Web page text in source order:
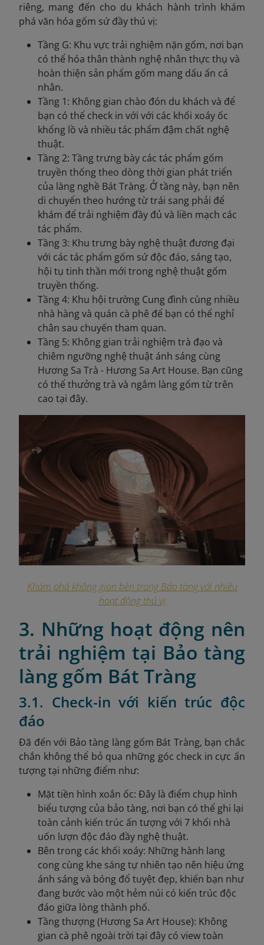
riêng, mang đến cho du khách hành trình khám
phá văn hóa gốm sứ đầy thú vị:
Tầng G: Khu vực trải nghiệm nặn gốm, nơi bạn
có thể hóa thân thành nghệ nhân thực thụ và
hoàn thiện sản phẩm gốm mang dấu ấn cá
nhân.
Tầng 1: Không gian chào đón du khách và để
bạn có thể check in với với các khối xoáy ốc
khổng lồ và nhiều tác phẩm đậm chất nghệ
thuật.
Tầng 2: Tầng trưng bày các tác phẩm gốm
truyền thống theo dòng thời gian phát triển
của làng nghề Bát Tràng. Ở tầng này, bạn nên
di chuyển theo hướng từ trái sang phải để
khám để trải nghiệm đầy đủ và liền mạch các
tác phẩm.
Tầng 3: Khu trưng bày nghệ thuật đương đại
với các tác phẩm gốm sứ độc đáo, sáng tạo,
hội tụ tinh thần mới trong nghệ thuật gốm
truyền thống.
Tầng 4: Khu hội trường Cung đình cùng nhiều
nhà hàng và quán cà phê để bạn có thể nghỉ
chân sau chuyến tham quan.
Tầng 5: Không gian trải nghiệm trà đạo và
chiêm ngưỡng nghệ thuật ánh sáng cùng
Hương Sa Trà - Hương Sa Art House. Bạn cũng
có thể thưởng trà và ngắm làng gốm từ trên
cao tại đây.
Khám phá không gian bên trong Bảo tàng với nhiều
hoạt động thú vị
3. Những hoạt động nên
trải nghiệm tại Bảo tàng
làng gốm Bát Tràng
3.1. Check-in với kiến trúc độc
đáo
Đã đến với Bảo tàng làng gốm Bát Tràng, bạn chắc
chắn không thể bỏ qua những góc check in cực ấn
tượng tại những điểm như:
Mặt tiền hình xoắn ốc: Đây là điểm chụp hình
biểu tượng của bảo tàng, nơi bạn có thể ghi lại
toàn cảnh kiến trúc ấn tượng với 7 khối nhà
uốn lượn độc đáo đầy nghệ thuật.
Bên trong các khối xoáy: Những hành lang
cong cùng khe sáng tự nhiên tạo nên hiệu ứng
ánh sáng và bóng đổ tuyệt đẹp, khiến bạn như
đang bước vào một hẻm núi có kiến trúc độc
đáo giữa lòng thành phố.
Tầng thượng (Hương Sa Art House): Không
gian cà phê ngoài trời tại đây có view toàn